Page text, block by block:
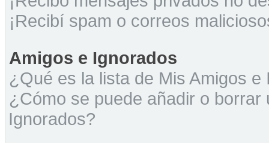
¡Recibí spam o correos
Amigos e Ignorados
¿Qué es la lista de Mis Amigos e
¿Cómo se puede añadir o
Ignorados?